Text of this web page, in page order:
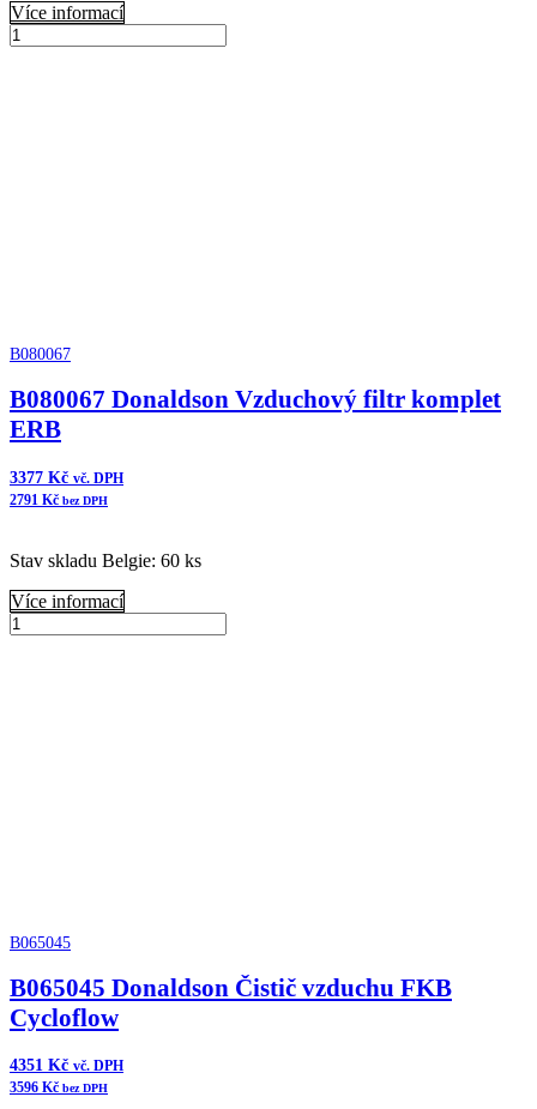
Více informací
B120265
B080067
B080067 Donaldson Vzduchový filtr komplet
ERB
3377 Kč vč. DPH
2791 Kč bez DPH
Stav skladu Belgie: 60 ks
Více informací
B080067
B065045
B065045 Donaldson Čistič vzduchu FKB
Cycloflow
4351 Kč vč. DPH
3596 Kč bez DPH